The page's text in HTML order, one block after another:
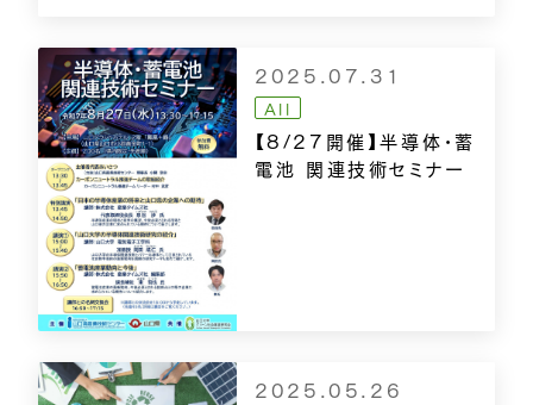
2025.07.31
All
【8/27開催】半導体・蓄
電池 関連技術セミナー
2025.05.26